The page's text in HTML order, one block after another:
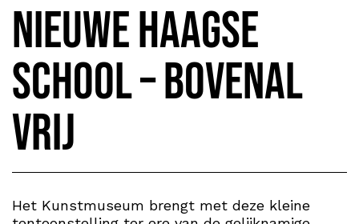
Nieuwe Haagse
School – Bovenal
vrij
Het Kunstmuseum brengt met deze kleine